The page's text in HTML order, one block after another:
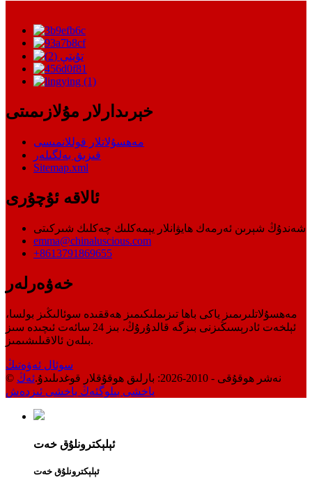
خېرىدارلار مۇلازىمىتى
مەھسۇلاتلار قوللانمىسى
قىزىق بەلگىلەر
Sitemap.xml
ئالاقە ئۇچۇرى
شەندۇڭ شېرىن ئەرمەك ھايۋانلار يېمەكلىك چەكلىك شىركىتى
emma@chinaluscious.com
+8613791869655
خەۋەرلەر
مەھسۇلاتلىرىمىز ياكى باھا تىزىملىكىمىز ھەققىدە سوئالىڭىز بولسا،
ئېلخەت ئادرېسىڭىزنى بىزگە قالدۇرۇڭ، بىز 24 سائەت ئىچىدە سىز
بىلەن ئالاقىلىشىمىز.
سوئال ئەۋەتىڭ
© نەشر ھوقۇقى - 2010-2026: بارلىق ھوقۇقلار قوغدىلىدۇ.
ئەڭ
ياخشى بىلوگئەڭ ياخشى ئىزدەش
ئېلېكترونلۇق خەت
ئېلېكترونلۇق خەت